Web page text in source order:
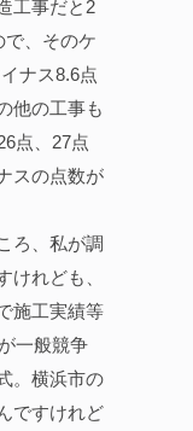
工事だと2
で、そのケ
ナス8.6点
他の工事も
点、27点
スの点数が
ろ、私が調
けれども、
施工実績等
一般競争
。横浜市の
ですけれど